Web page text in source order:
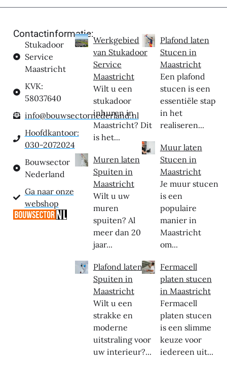
Contactinformatie:
Stukadoor
Service
Maastricht
KVK:
58037640
info@bouwsectornederland.nl
Hoofdkantoor:
030-2072024
Bouwsector
Nederland
Ga naar onze
webshop
Werkgebied
van Stukadoor
Service
Maastricht
Wilt u een
stukadoor
inhuren in
Maastricht? Dit
is het...
Muren laten
Spuiten in
Maastricht
Wilt u uw
muren
spuiten? Al
meer dan 20
jaar...
Plafond laten
Spuiten in
Maastricht
Wilt u een
strakke en
moderne
uitstraling voor
uw interieur?...
Plafond laten
Stucen in
Maastricht
Een plafond
stucen is een
essentiële stap
in het
realiseren...
Muur laten
Stucen in
Maastricht
Je muur stucen
is een
populaire
manier in
Maastricht
om...
Fermacell
platen stucen
in Maastricht
Fermacell
platen stucen
is een slimme
keuze voor
iedereen uit...